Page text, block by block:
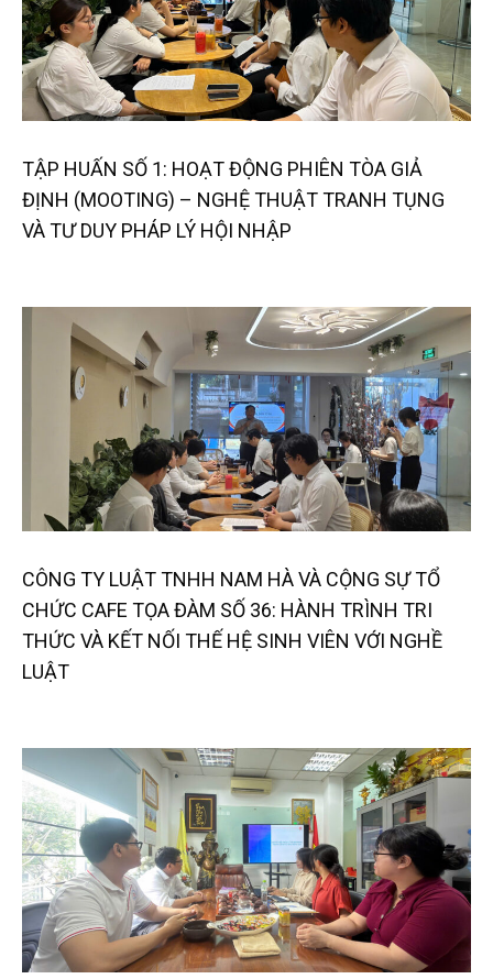
TẬP HUẤN SỐ 1: HOẠT ĐỘNG PHIÊN TÒA GIẢ
ĐỊNH (MOOTING) – NGHỆ THUẬT TRANH TỤNG
VÀ TƯ DUY PHÁP LÝ HỘI NHẬP
CÔNG TY LUẬT TNHH NAM HÀ VÀ CỘNG SỰ TỔ
CHỨC CAFE TỌA ĐÀM SỐ 36: HÀNH TRÌNH TRI
THỨC VÀ KẾT NỐI THẾ HỆ SINH VIÊN VỚI NGHỀ
LUẬT